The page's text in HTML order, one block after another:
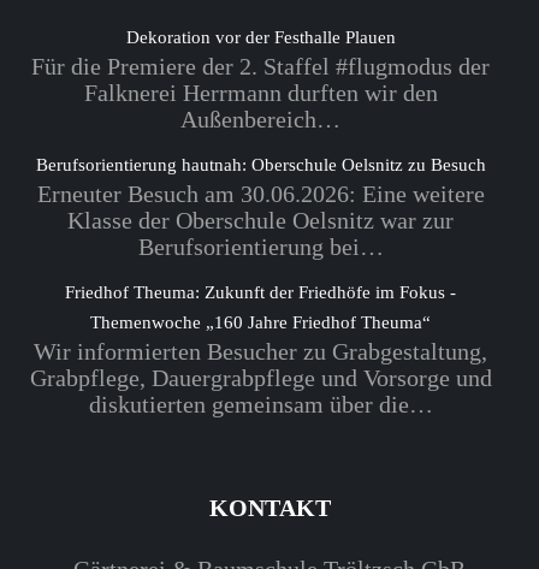
Dekoration vor der Festhalle Plauen
Für die Premiere der 2. Staffel #flugmodus der
Falknerei Herrmann durften wir den
Außenbereich…
Berufsorientierung hautnah: Oberschule Oelsnitz zu Besuch
Erneuter Besuch am 30.06.2026: Eine weitere
Klasse der Oberschule Oelsnitz war zur
Berufsorientierung bei…
Friedhof Theuma: Zukunft der Friedhöfe im Fokus -
Themenwoche „160 Jahre Friedhof Theuma“
Wir informierten Besucher zu Grabgestaltung,
Grabpflege, Dauergrabpflege und Vorsorge und
diskutierten gemeinsam über die…
KONTAKT